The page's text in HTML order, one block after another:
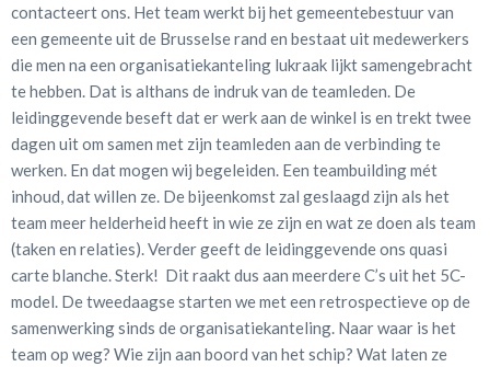
contacteert ons. Het team werkt bij het gemeentebestuur van
een gemeente uit de Brusselse rand en bestaat uit medewerkers
die men na een organisatiekanteling lukraak lijkt samengebracht
te hebben. Dat is althans de indruk van de teamleden. De
leidinggevende beseft dat er werk aan de winkel is en trekt twee
dagen uit om samen met zijn teamleden aan de verbinding te
werken. En dat mogen wij begeleiden. Een teambuilding mét
inhoud, dat willen ze. De bijeenkomst zal geslaagd zijn als het
team meer helderheid heeft in wie ze zijn en wat ze doen als team
(taken en relaties). Verder geeft de leidinggevende ons quasi
carte blanche. Sterk! Dit raakt dus aan meerdere C’s uit het 5C-
model. De tweedaagse starten we met een retrospectieve op de
samenwerking sinds de organisatiekanteling. Naar waar is het
team op weg? Wie zijn aan boord van het schip? Wat laten ze